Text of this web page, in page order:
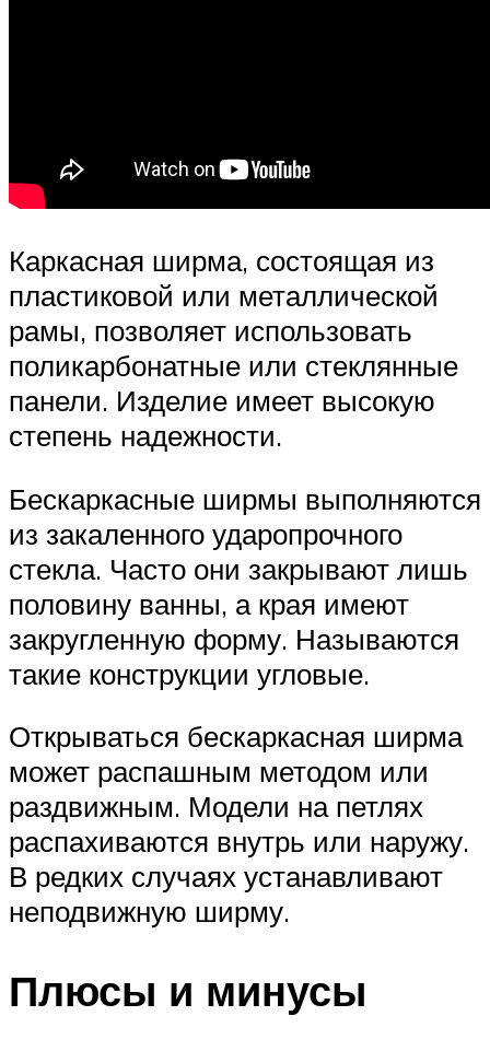
Каркасная ширма, состоящая из
пластиковой или металлической
рамы, позволяет использовать
поликарбонатные или стеклянные
панели. Изделие имеет высокую
степень надежности.
Бескаркасные ширмы выполняются
из закаленного ударопрочного
стекла. Часто они закрывают лишь
половину ванны, а края имеют
закругленную форму. Называются
такие конструкции угловые.
Открываться бескаркасная ширма
может распашным методом или
раздвижным. Модели на петлях
распахиваются внутрь или наружу.
В редких случаях устанавливают
неподвижную ширму.
Плюсы и минусы